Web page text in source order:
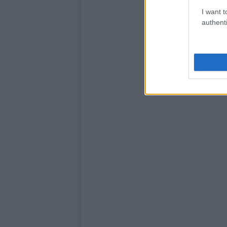
I want